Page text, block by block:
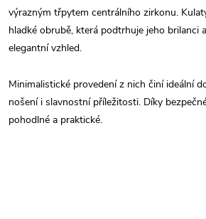
výrazným třpytem centrálního zirkonu.
hladké obrubě, která podtrhuje jeho brilanci
elegantní vzhled.
Minimalistické provedení z nich činí ideální
nošení i slavnostní příležitosti. Díky
pohodlné a praktické.